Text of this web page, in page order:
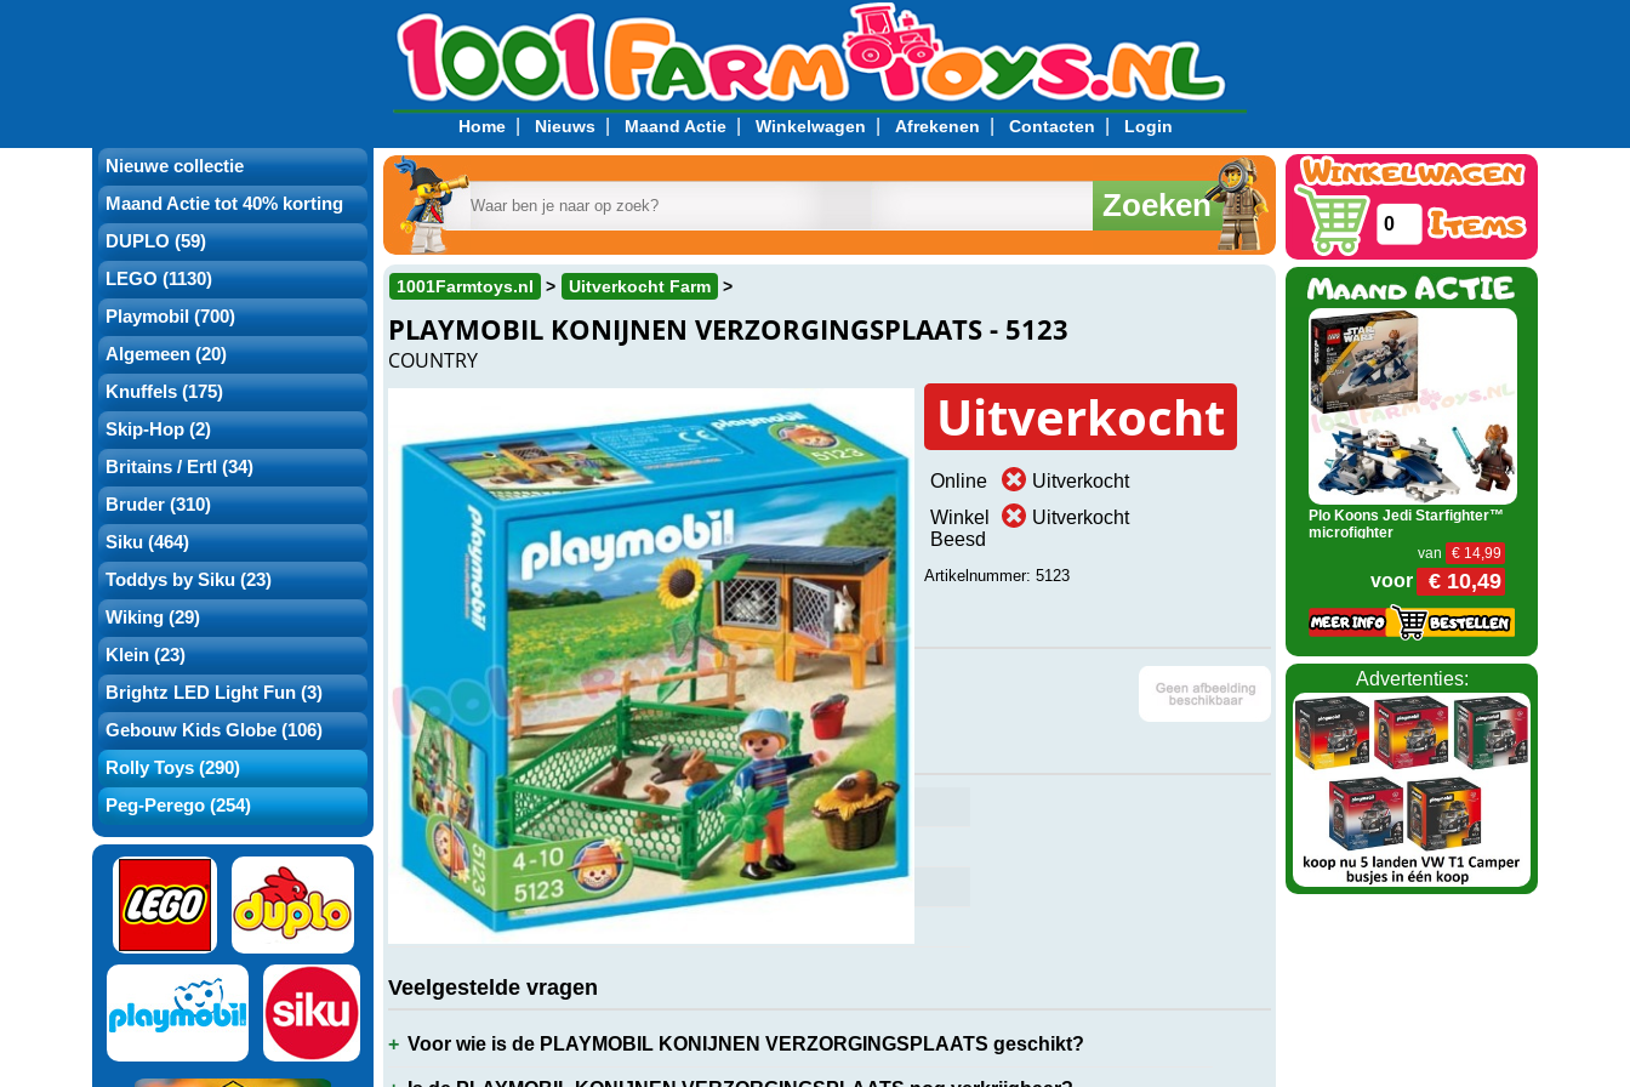
Home| Nieuws| Maand Actie| Winkelwagen Afrekenen Contacten Login
Nieuwe collectie
Maand Actie tot 40% korting
DUPLO (59)
LEGO (1130)
Playmobil (700)
Algemeen (20)
Knuffels (175)
Skip-Hop (2)
Britains / Ertl (34)
Bruder (310)
Siku (464)
Toddys by Siku (23)
Wiking (29)
Klein (23)
Brightz LED Light Fun (3)
Gebouw Kids Globe (106)
Rolly Toys (290)
Peg-Perego (254)
Zoeken
1001Farmtoys.nl Uitverkocht Farm
PLAYMOBIL KONIJNEN VERZORGINGSPLAATS - 5123
COUNTRY
Uitverkocht
Online
Uitverkocht
Winkel
Beesd
Uitverkocht
Artikelnummer: 5123
Over dit product
Productspecificaties
Merk
Uitverkocht
Artikelnummer
5123
Bestelnummer
PY5123
Veelgestelde vragen
Voor wie is de PLAYMOBIL KONIJNEN VERZORGINGSPLAATS geschikt?
0
Plo Koons Jedi Starfighter™
microfighter
€ 14,99
van
€ 10,49
voor
Advertenties: